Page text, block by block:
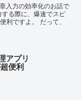
入力の効率化のお話で
る際に、爆速でスピ
利ですよ。 だって、
アプリ
便利